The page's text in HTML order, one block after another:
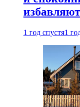
1 год спустя1